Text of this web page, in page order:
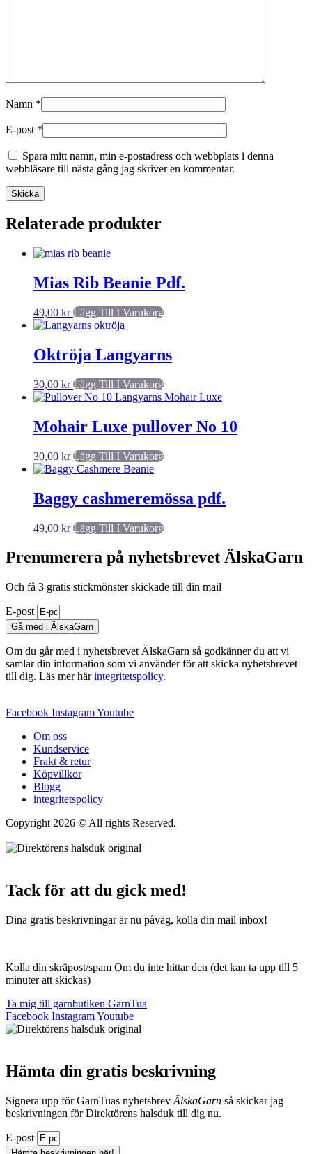
Namn *
E-post *
Spara mitt namn, min e-postadress och webbplats i denna
webbläsare till nästa gång jag skriver en kommentar.
Relaterade produkter
Mias Rib Beanie Pdf.
49,00 kr Lägg Till I Varukorg
Oktröja Langyarns
30,00 kr Lägg Till I Varukorg
Mohair Luxe pullover No 10
30,00 kr Lägg Till I Varukorg
Baggy cashmeremössa pdf.
49,00 kr Lägg Till I Varukorg
Prenumerera på nyhetsbrevet ÄlskaGarn
Och få 3 gratis stickmönster skickade till din mail
E-post
Gå med i ÄlskaGarn
Om du går med i nyhetsbrevet ÄlskaGarn så godkänner du att vi
samlar din information som vi använder för att skicka nyhetsbrevet
till dig. Läs mer härintegritetspolicy.
Facebook InstagramYoutube
Om oss
Kundservice
Frakt & retur
Köpvillkor
Blogg
integritetspolicy
Copyright 2026 © All rights Reserved.
Tack för att du gick med!
Dina gratis beskrivningar är nu påväg, kolla din mail inbox!
Kolla din skräpost/spam Om du inte hittar den (det kan ta upp till 5
minuter att skickas)
Ta mig till garnbutiken GarnTua
Facebook InstagramYoutube
Hämta din gratis beskrivning
Signera upp för GarnTuas nyhetsbrev ÄlskaGarn så skickar jag
beskrivningen för Direktörens halsduk till dig nu.
E-post